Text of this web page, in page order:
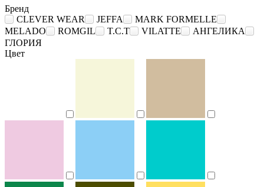
Бренд
CLEVER WEAR
JEFFA
MARK FORMELLE
MELADO
ROMGIL T.C.T VILATTE
АНГЕЛИКА
ГЛОРИЯ
Цвет